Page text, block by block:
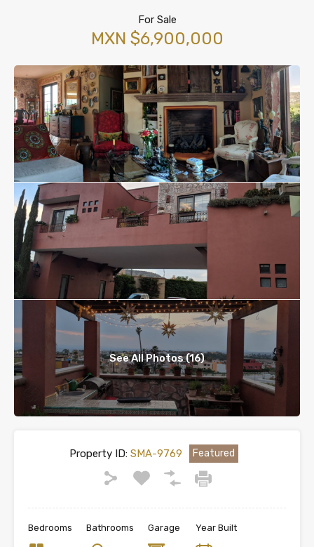
For Sale
MXN $6,900,000
See All Photos (16)
Property ID:SMA-9769 Featured
Bedrooms Bathrooms Garage Year Built